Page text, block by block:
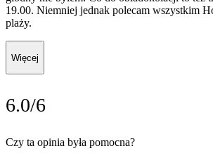
19.00. Niemniej jednak polecam wszystkim
plaży.
Więcej
6.0/6
Czy ta opinia była pomocna?